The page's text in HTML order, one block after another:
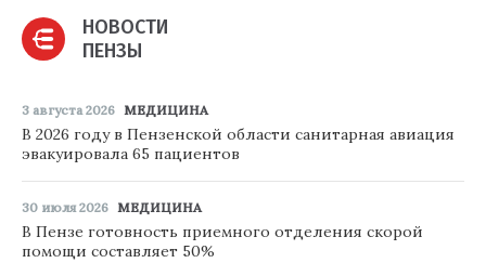
НОВОСТИ
ПЕНЗЫ
3 августа 2026 МЕДИЦИНА
В 2026 году в Пензенской области санитарная авиация
эвакуировала 65 пациентов
30 июля 2026 МЕДИЦИНА
В Пензе готовность приемного отделения скорой
помощи составляет 50%